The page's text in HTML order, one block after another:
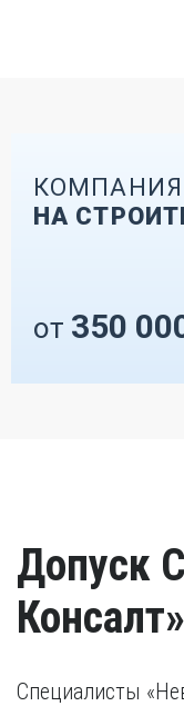
НА
от 350
Допуск
Специалисты